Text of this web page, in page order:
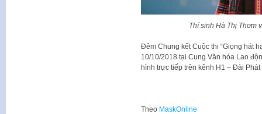
Thí sinh Hà Thị Thơm
Đêm Chung kết Cuộc thi “Giọng hát
10/10/2018 tại Cung Văn hóa Lao
hình trực tiếp trên kênh H1 – Đài
Theo MaskOnline